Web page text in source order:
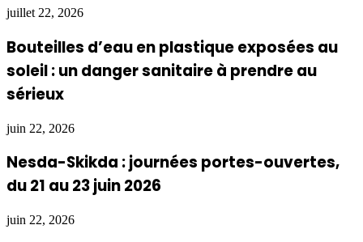
juillet 22, 2026
Bouteilles d’eau en plastique exposées au
soleil : un danger sanitaire à prendre au
sérieux
juin 22, 2026
Nesda-Skikda : journées portes-ouvertes,
du 21 au 23 juin 2026
juin 22, 2026